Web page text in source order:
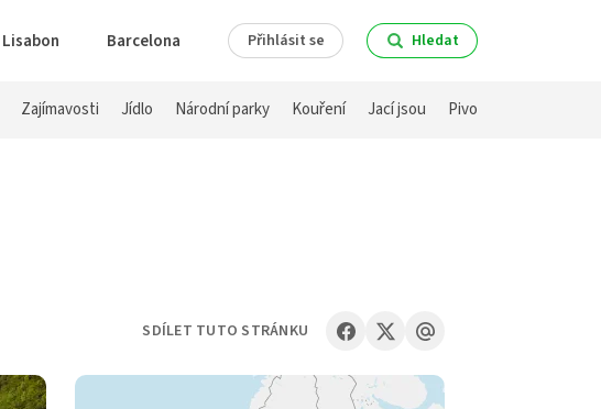
Lisabon Barcelona Přihlásit se Hledat
Zajímavosti Jídlo Národní parky Kouření Jací jsou Pivo
SDÍLET TUTO STRÁNKU